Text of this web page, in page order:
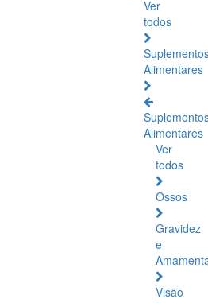
Ver
todos
Alimentares
Alimentares
Ver
todos
Ossos
Gravidez
e
Visão